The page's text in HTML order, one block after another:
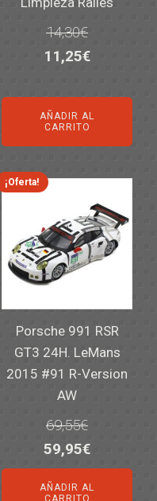
14,30€
El
original
era:
14,30€.
11,25€El
actual
11,25€.
AÑADIR AL
CARRITO
¡Oferta!
Porsche 991 RSR
GT3 24H. LeMans
2015 #91 R-Version
AW
69,55€
El
precio
original
59,95€El
precio
actual
AÑADIR AL
CARRITO